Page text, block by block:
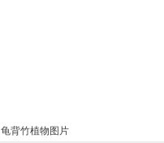
龟背竹植物图片